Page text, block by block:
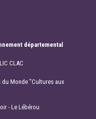
départemental
CLAC
du Monde "Cultures aux
- Le Lébérou